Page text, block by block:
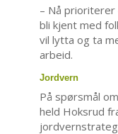
– Nå
bli kjent med
vil lytta og ta
arbeid.
Jordvern
På spørsmål
held Hoksrud